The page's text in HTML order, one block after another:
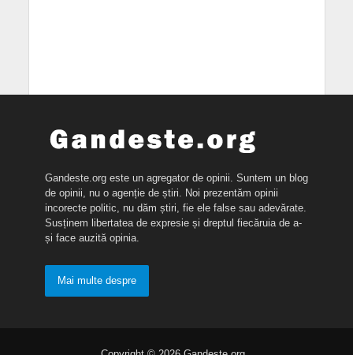
Gandeste.org este un agregator de opinii. Suntem un blog
de opinii, nu o agenție de știri. Noi prezentăm opinii
incorecte politic, nu dăm știri, fie ele false sau adevărate.
Susținem libertatea de expresie și dreptul fiecăruia de a-
și face auzită opinia.
Mai multe despre